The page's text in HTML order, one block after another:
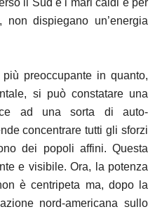
il Sud e i mari caldi e per
dispiegano un’energia
preoccupante in quanto,
si può constatare una
ad una sorta di auto-
concentrare tutti gli sforzi
dei popoli affini. Questa
e visibile. Ora, la potenza
è centripeta ma, dopo la
nord-americana sullo